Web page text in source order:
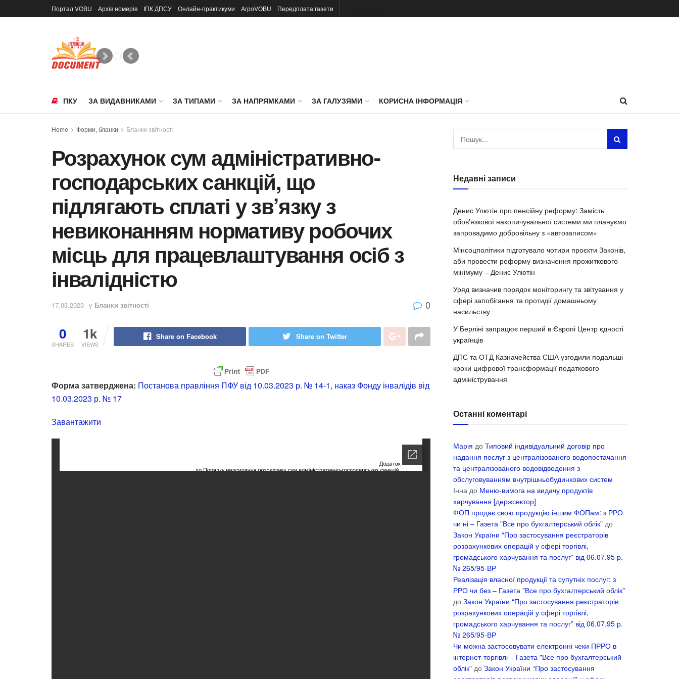
Портал VOBU Архів номерів ІПК ДПСУ Онлайн-практикуми АгроVOBU Передплата газети
ПКУ ЗА ВИДАВНИКАМИ ЗА ТИПАМИ ЗА НАПРЯМКАМИ ЗА ГАЛУЗЯМИ КОРИСНА ІНФОРМАЦІЯ
Home Форми, бланки Бланки звітності
Розрахунок сум адміністративно-
господарських санкцій, що
підлягають сплаті у зв’язку з
невиконанням нормативу робочих
місць для працевлаштування осіб з
інвалідністю
17.03.2023 у Бланки звітності 0
0
SHARES
1k
VIEWS
Share on Facebook Share on Twitter
Форма затверджена: Постанова правління ПФУ від 10.03.2023 р. № 14-1, наказ Фонду інвалідів від
10.03.2023 р. № 17
Завантажити
Недавні записи
Денис Улютін про пенсійну реформу: Замість
обовʼязкової накопичувальної системи ми плануємо
запровадимо добровільну з «автозаписом»
Мінсоцполітики підготувало чотири проєкти Законів,
аби провести реформу визначення прожиткового
мінімуму – Денис Улютін
Уряд визначив порядок моніторингу та звітування у
сфері запобігання та протидії домашньому
насильству
У Берліні запрацює перший в Європі Центр єдності
українців
ДПС та ОТД Казначейства США узгодили подальші
кроки цифрової трансформації податкового
адміністрування
Останні коментарі
Марія до Типовий індивідуальний договір про
надання послуг з централізованого водопостачання
та централізованого водовідведення з
обслуговуванням внутрішньобудинкових систем
Інна до Меню-вимога на видачу продуктів
харчування [держсектор]
ФОП продає свою продукцію іншим ФОПам: з РРО
чи ні – Газета "Все про бухгалтерський облік" до
Закон України “Про застосування реєстраторів
розрахункових операцій у сфері торгівлі,
громадського харчування та послуг” від 06.07.95 р.
№ 265/95-ВР
Реалізація власної продукції та супутніх послуг: з
РРО чи без – Газета "Все про бухгалтерський облік"
до Закон України “Про застосування реєстраторів
розрахункових операцій у сфері торгівлі,
громадського харчування та послуг” від 06.07.95 р.
№ 265/95-ВР
Чи можна застосовувати електронні чеки ПРРО в
інтернет-торгівлі – Газета "Все про бухгалтерський
облік" до Закон України “Про застосування